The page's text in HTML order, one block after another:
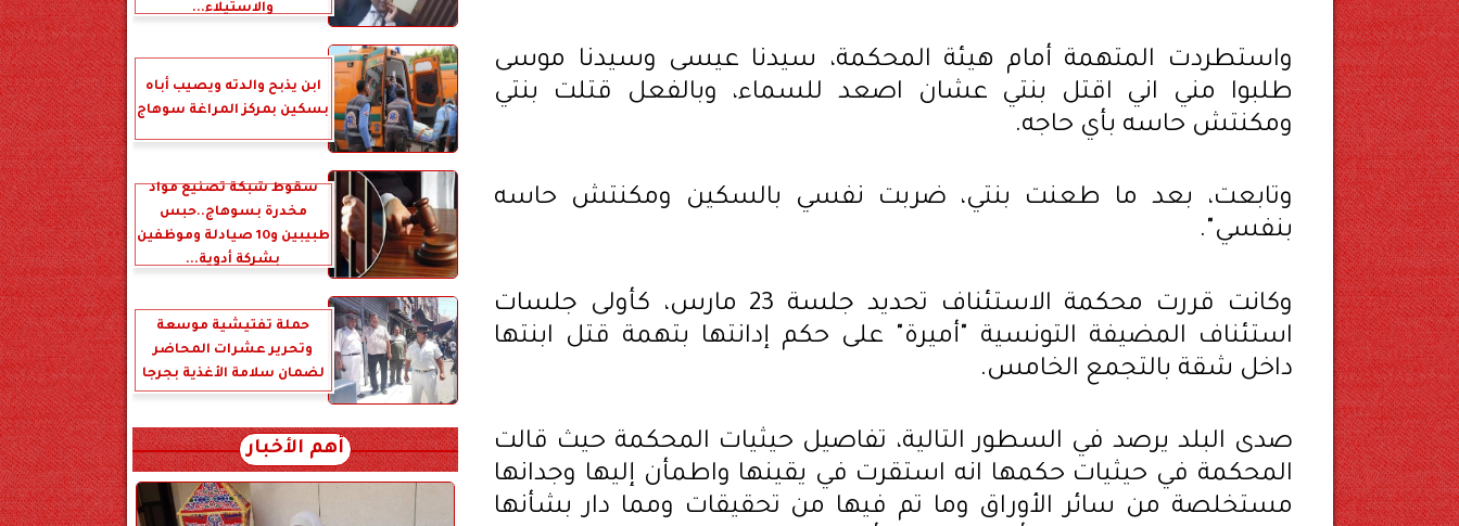
واستطردت المتهمة أمام هيئة المحكمة، سيدنا عيسى وسيدنا موسى
طلبوا مني اني اقتل بنتي عشان اصعد للسماء، وبالفعل قتلت بنتي
ومكنتش حاسه بأي حاجه.
وتابعت، بعد ما طعنت بنتي، ضربت نفسي بالسكين ومكنتش حاسه
بنفسي".
وكانت قررت محكمة الاستئناف تحديد جلسة 23 مارس، كأولى جلسات
استئناف المضيفة التونسية "أميرة" على حكم إدانتها بتهمة قتل ابنتها
داخل شقة بالتجمع الخامس.
صدى البلد يرصد في السطور التالية، تفاصيل حيثيات المحكمة حيث قالت
المحكمة في حيثيات حكمها انه استقرت في يقينها واطمأن إليها وجدانها
مستخلصة من سائر الأوراق وما تم فيها من تحقيقات ومما دار بشأنها
والاستيلاء...
ابن يذبح والدته ويصيب أباه
بسكين بمركز المراغة سوهاج
سقوط شبكة تصنيع مواد
مخدرة بسوهاج..حبس
طبيبين و10 صيادلة وموظفين
بشركة أدوية...
حملة تفتيشية موسعة
وتحرير عشرات المحاضر
لضمان سلامة الأغذية بجرجا
أهم الأخبار